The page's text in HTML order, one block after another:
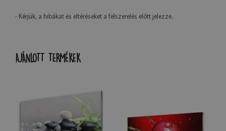
- Kérjük, a hibákat és eltéréseket a felszerelés előtt jelezze.
AJÁNLOTT TERMÉKEK